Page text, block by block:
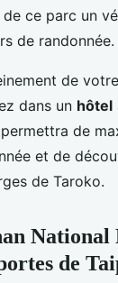
ce parc un
de randonnée.
de
dans un hôtel
de
et de
de Taroko.
de